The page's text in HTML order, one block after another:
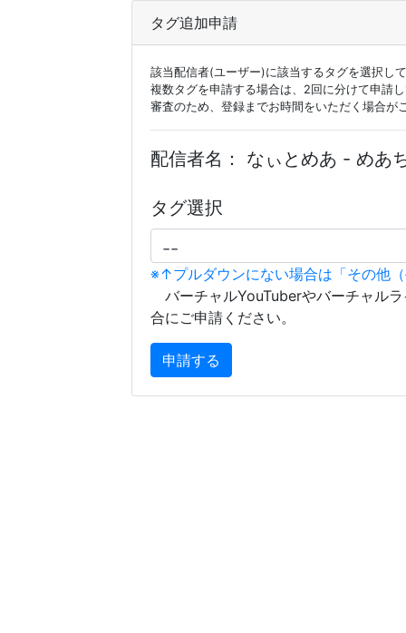
タグ追加申請
該当配信者(ユーザー)に該当するタグを選択し
複数タグを申請する場合は、2回に分けて申請
審査のため、登録までお時間をいただく場合が
配信者名： なぃとめあ - めあ
タグ選択
※↑プルダウンにない場合は「その他
バーチャルYouTuberやバーチャル
合にご申請ください。
申請する